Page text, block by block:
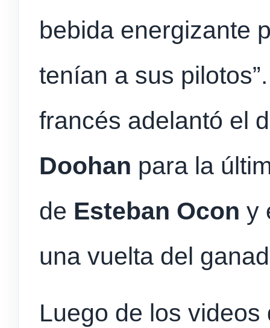
bebida energizante
tenían a sus
francés adelantó el
Doohan para la
de Esteban Ocon y
una vuelta del
Luego de los